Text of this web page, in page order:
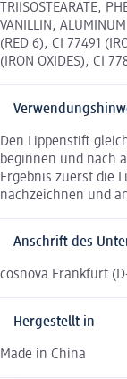
TRIISOSTEARATE,
VANILLIN,
(RED 6), CI 77491
(IRON OXIDES), CI
Den Lippenstift
beginnen und nach
Ergebnis zuerst die
nachzeichnen und
Anschrift des
cosnova Frankfurt
Hergestellt in
Made in China